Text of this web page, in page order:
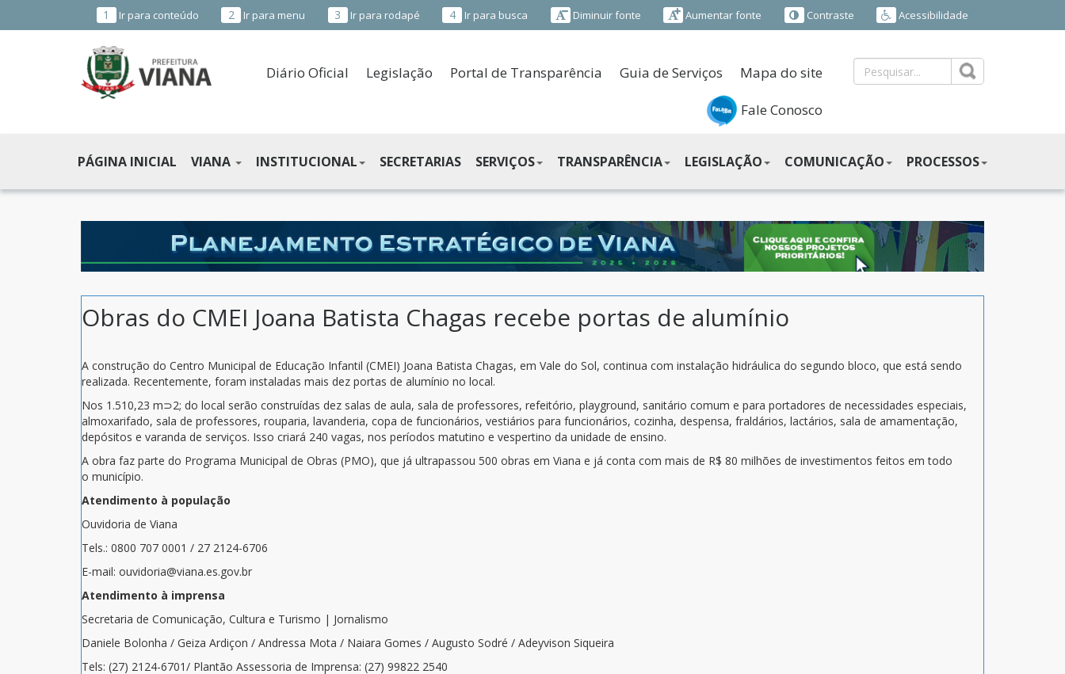
1 Ir para conteúdo 2 Ir para menu 3 Ir para rodapé 4 Ir para busca Diminuir fonte Aumentar fonte Contraste Acessibilidade
MUNICIPAL
DE
VIANA
ES
Diário Oficial Legislação Portal de Transparência Guia de Serviços Mapa do site
Fale Conosco
PÁGINA INICIAL VIANA INSTITUCIONAL SECRETARIAS SERVIÇOS TRANSPARÊNCIA LEGISLAÇÃO COMUNICAÇÃO PROCESSOS
Obras do CMEI Joana Batista Chagas recebe portas de alumínio
A construção do Centro Municipal de Educação Infantil (CMEI) Joana Batista Chagas, em Vale do Sol, continua com instalação hidráulica do segundo bloco, que está sendo
realizada. Recentemente, foram instaladas mais dez portas de alumínio no local.
Nos 1.510,23 m⊃2; do local serão construídas dez salas de aula, sala de professores, refeitório, playground, sanitário comum e para portadores de necessidades especiais,
almoxarifado, sala de professores, rouparia, lavanderia, copa de funcionários, vestiários para funcionários, cozinha, despensa, fraldários, lactários, sala de amamentação,
depósitos e varanda de serviços. Isso criará 240 vagas, nos períodos matutino e vespertino da unidade de ensino.
A obra faz parte do Programa Municipal de Obras (PMO), que já ultrapassou 500 obras em Viana e já conta com mais de R$ 80 milhões de investimentos feitos em todo
o município.
Atendimento à população
Ouvidoria de Viana
Tels.: 0800 707 0001 / 27 2124-6706
E-mail: ouvidoria@viana.es.gov.br
Atendimento à imprensa
Secretaria de Comunicação, Cultura e Turismo | Jornalismo
Daniele Bolonha / Geiza Ardiçon / Andressa Mota / Naiara Gomes / Augusto Sodré / Adeyvison Siqueira
Tels: (27) 2124-6701/ Plantão Assessoria de Imprensa: (27) 99822 2540